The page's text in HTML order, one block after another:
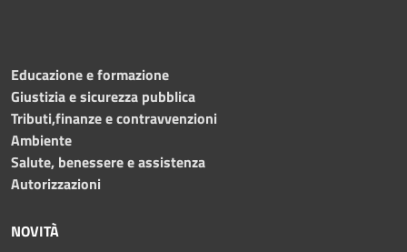
Educazione e formazione
Giustizia e sicurezza pubblica
Tributi,finanze e contravvenzioni
Ambiente
Salute, benessere e assistenza
Autorizzazioni
NOVITÀ